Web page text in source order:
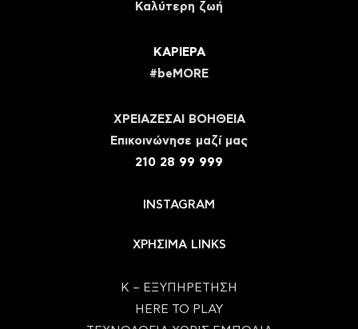
Καλύτερη ζωή
ΚΑΡΙΕΡΑ
#beMORE
ΧΡΕΙΑΖΕΣΑΙ ΒΟΗΘΕΙΑ
Eπικοινώνησε μαζί μας
210 28 99 999
INSTAGRAM
ΧΡΗΣΙΜΑ LINKS
Κ – ΕΞΥΠΗΡΕΤΗΣΗ
HERE TO PLAY